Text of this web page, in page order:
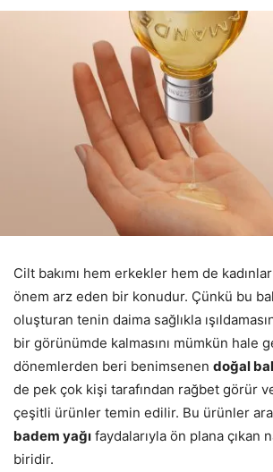
Cilt bakımı hem erkekler hem de
önem arz eden bir konudur. Çünkü bu
oluşturan tenin daima sağlıkla
bir görünümde kalmasını mümkün hale
dönemlerden beri benimsenen doğal
de pek çok kişi tarafından rağbet görür
çeşitli ürünler temin edilir. Bu ürünler
badem yağı faydalarıyla ön plana çıkan
biridir.